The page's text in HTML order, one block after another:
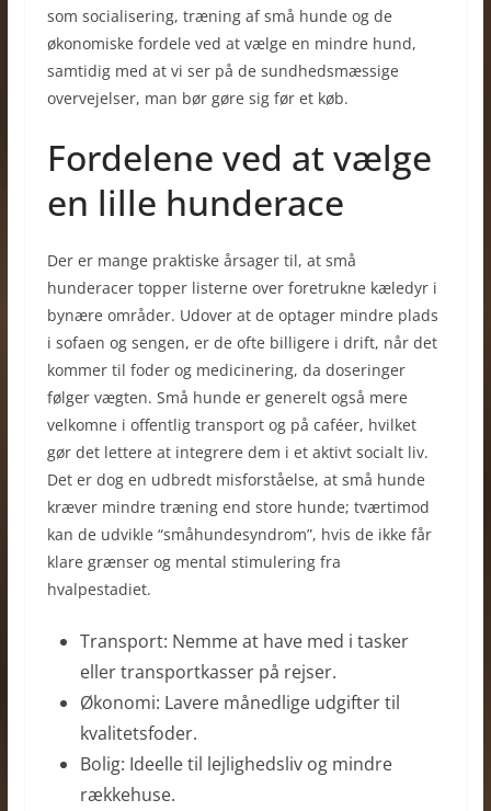
som socialisering, træning af små hunde og de
økonomiske fordele ved at vælge en mindre hund,
samtidig med at vi ser på de sundhedsmæssige
overvejelser, man bør gøre sig før et køb.
Fordelene ved at vælge
en lille hunderace
Der er mange praktiske årsager til, at små
hunderacer topper listerne over foretrukne kæledyr i
bynære områder. Udover at de optager mindre plads
i sofaen og sengen, er de ofte billigere i drift, når det
kommer til foder og medicinering, da doseringer
følger vægten. Små hunde er generelt også mere
velkomne i offentlig transport og på caféer, hvilket
gør det lettere at integrere dem i et aktivt socialt liv.
Det er dog en udbredt misforståelse, at små hunde
kræver mindre træning end store hunde; tværtimod
kan de udvikle “småhundesyndrom”, hvis de ikke får
klare grænser og mental stimulering fra
hvalpestadiet.
Transport: Nemme at have med i tasker
eller transportkasser på rejser.
Økonomi: Lavere månedlige udgifter til
kvalitetsfoder.
Bolig: Ideelle til lejlighedsliv og mindre
rækkehuse.